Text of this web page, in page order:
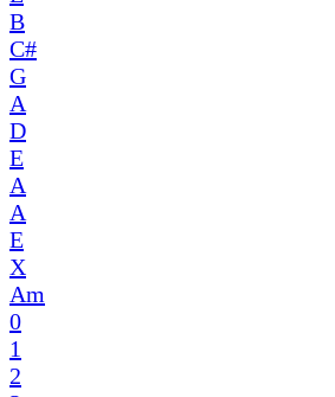
B
C#
G
A
D
E
A
A
E
X
Am
0
1
2